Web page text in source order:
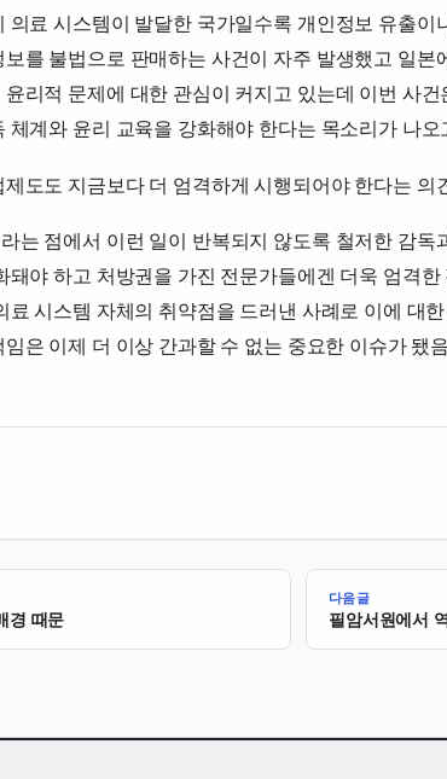
료 시스템이 발달한 국가일수록 개인정보 유출이
를 불법으로 판매하는 사건이 자주 발생했고 일
리적 문제에 대한 관심이 커지고 있는데 이번 사
계와 윤리 교육을 강화해야 한다는 목소리가 나오
도도 지금보다 더 엄격하게 시행되어야 한다는 의
는 점에서 이런 일이 반복되지 않도록 철저한 감독
야 하고 처방권을 가진 전문가들에겐 더욱 엄격
시스템 자체의 취약점을 드러낸 사례로 이에 대
은 이제 더 이상 간과할 수 없는 중요한 이슈가 됐음
경 때문
다음글
필암서원에서